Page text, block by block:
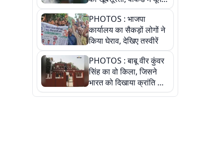
आएं ये 5 वादियां
PHOTOS : भाजपा
कार्यालय का सैकड़ों लोगों ने
किया घेराव, देखिए तस्वीरें
PHOTOS : बाबू वीर कुंवर
सिंह का वो किला, जिसने
भारत को दिखाया क्रांति का
रास्ता: तस्वीरों में देखिए